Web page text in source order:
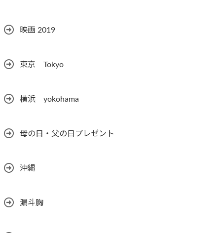
映画 2019
東京 Tokyo
横浜 yokohama
母の日・父の日プレゼント
沖縄
漏斗胸